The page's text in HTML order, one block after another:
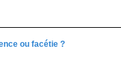
ou facétie ?